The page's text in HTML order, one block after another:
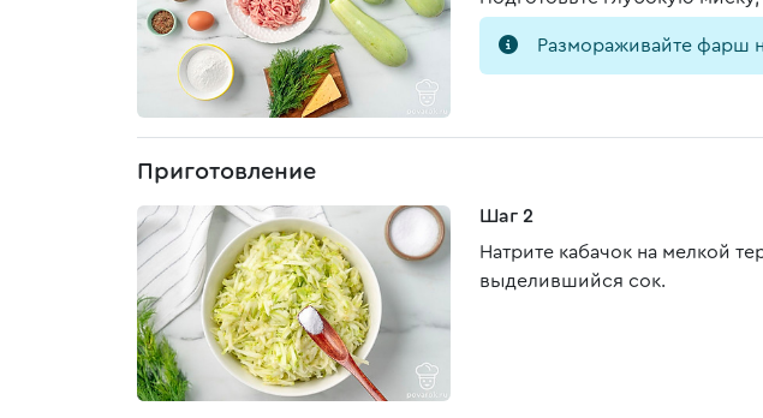
Размораживайте фарш
Приготовление
Шаг 2
Натрите кабачок на мелкой
выделившийся сок.